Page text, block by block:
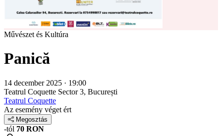
Művészet és Kultúra
Panică
14 december 2025 · 19:00
Teatrul Coquette Sector 3, București
Teatrul Coquette
Az esemény véget ért
Megosztás
-tól 70 RON